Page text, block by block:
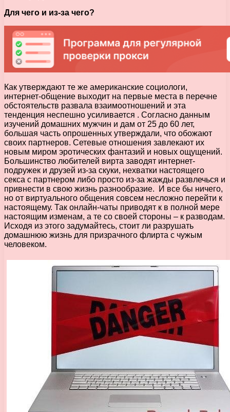
Для чего и из-за чего?
Как утверждают те же американские социологи,
интернет-общение выходит на первые места в перечне
обстоятельств развала взаимоотношений и эта
тенденция неспешно усиливается . Согласно данным
изучений домашних мужчин и дам от 25 до 60 лет,
большая часть опрошенных утверждали, что обожают
своих партнеров. Сетевые отношения завлекают их
новым миром эротических фантазий и новых ощущений.
Большинство любителей вирта заводят интернет-
подружек и друзей из-за скуки, нехватки настоящего
секса с партнером либо просто из-за жажды развлечься и
привнести в свою жизнь разнообразие. И все бы ничего,
но от виртуального общения совсем несложно перейти к
настоящему. Так онлайн-чаты приводят к в полной мере
настоящим изменам, а те со своей стороны – к разводам.
Исходя из этого задумайтесь, стоит ли разрушать
домашнюю жизнь для призрачного флирта с чужым
человеком.